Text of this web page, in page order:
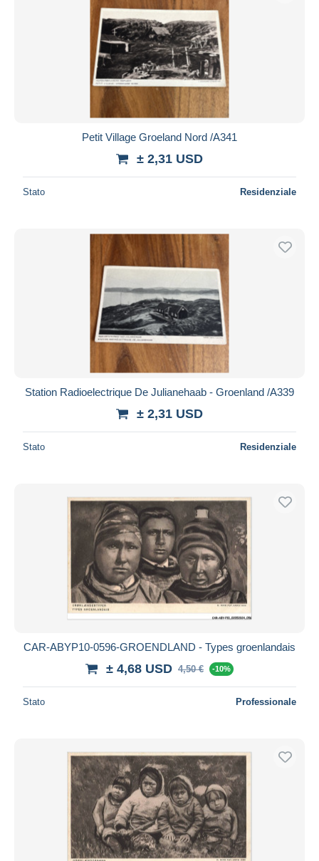
Petit Village Groeland Nord /A341
± 2,31 USD
Stato Residenziale
Station Radioelectrique De Julianehaab - Groenland /A339
± 2,31 USD
Stato Residenziale
CAR-ABYP10-0596-GROENDLAND - Types groenlandais
± 4,68 USD 4,50 € -10%
Stato Professionale